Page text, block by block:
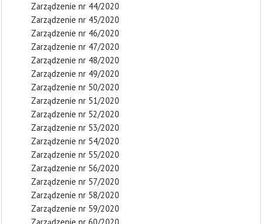
Zarządzenie nr 44/2020
Zarządzenie nr 45/2020
Zarządzenie nr 46/2020
Zarządzenie nr 47/2020
Zarządzenie nr 48/2020
Zarządzenie nr 49/2020
Zarządzenie nr 50/2020
Zarządzenie nr 51/2020
Zarządzenie nr 52/2020
Zarządzenie nr 53/2020
Zarządzenie nr 54/2020
Zarządzenie nr 55/2020
Zarządzenie nr 56/2020
Zarządzenie nr 57/2020
Zarządzenie nr 58/2020
Zarządzenie nr 59/2020